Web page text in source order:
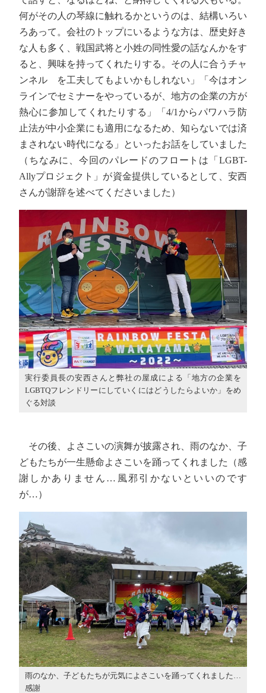
何がその人の琴線に触れるかというのは、結構いろい
ろあって。会社のトップにいるような方は、歴史好き
な人も多く、戦国武将と小姓の同性愛の話なんかをす
ると、興味を持ってくれたりする。その人に合うチャ
ンネル を工夫してもよいかもしれない」「今はオン
ラインでセミナーをやっているが、地方の企業の方が
熱心に参加してくれたりする」「4/1からパワハラ防
止法が中小企業にも適用になるため、知らないでは済
まされない時代になる」といったお話をしていました
（ちなみに、今回のパレードのフロートは「LGBT-
Allyプロジェクト」が資金提供しているとして、安西
さんが謝辞を述べてくださいました）
実行委員長の安西さんと弊社の屋成による「地方の企業を
LGBTQフレンドリーにしていくにはどうしたらよいか」をめ
ぐる対談
その後、よさこいの演舞が披露され、雨のなか、子
どもたちが一生懸命よさこいを踊ってくれました（感
謝しかありません…風邪引かないといいのです
が…）
雨のなか、子どもたちが元気によさこいを踊ってくれました…
感謝